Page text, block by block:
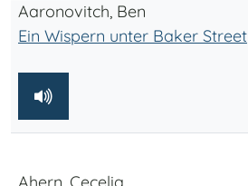
Aaronovitch, Ben
Ein Wispern unter Baker Street